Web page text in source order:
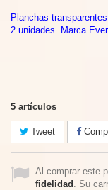
Planchas
2 unidades. Marca
5 artículos
Tweet
Al comprar este
fidelidad . Su